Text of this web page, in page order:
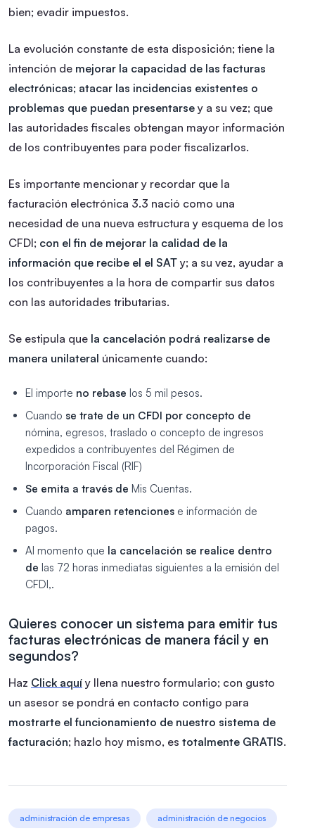
bien; evadir impuestos.
La evolución constante de esta disposición; tiene la
intención de mejorar la capacidad de las facturas
electrónicas; atacar las incidencias existentes o
problemas que puedan presentarse y a su vez; que
las autoridades fiscales obtengan mayor información
de los contribuyentes para poder fiscalizarlos.
Es importante mencionar y recordar que la
facturación electrónica 3.3 nació como una
necesidad de una nueva estructura y esquema de los
CFDI; con el fin de mejorar la calidad de la
información que recibe el el SAT y; a su vez, ayudar a
los contribuyentes a la hora de compartir sus datos
con las autoridades tributarias.
Se estipula que la cancelación podrá realizarse de
manera unilateral únicamente cuando:
El importe no rebase los 5 mil pesos.
Cuando se trate de un CFDI por concepto de
nómina, egresos, traslado o concepto de ingresos
expedidos a contribuyentes del Régimen de
Incorporación Fiscal (RIF)
Se emita a través de Mis Cuentas.
Cuando amparen retenciones e información de
pagos.
Al momento que la cancelación se realice dentro
de las 72 horas inmediatas siguientes a la emisión del
CFDI,.
Quieres conocer un sistema para emitir tus
facturas electrónicas de manera fácil y en
segundos?
Haz Click aquí y llena nuestro formulario; con gusto
un asesor se pondrá en contacto contigo para
mostrarte el funcionamiento de nuestro sistema de
facturación; hazlo hoy mismo, es totalmente GRATIS.
administración de empresas administración de negocios